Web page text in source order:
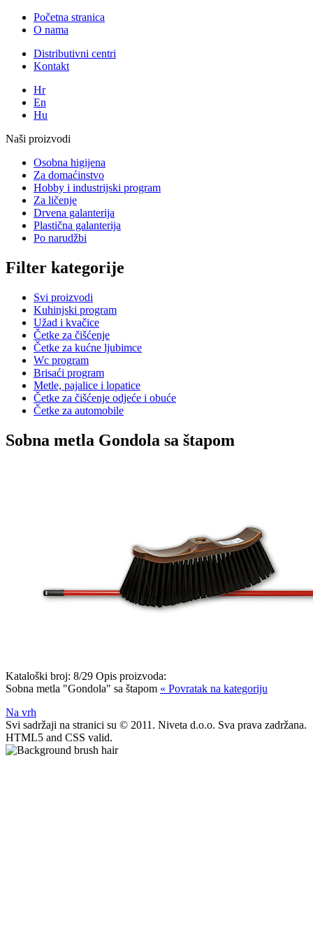
Početna stranica
O nama
Distributivni centri
Kontakt
Hr
En
Hu
Naši proizvodi
Osobna higijena
Za domaćinstvo
Hobby i industrijski program
Za ličenje
Drvena galanterija
Plastična galanterija
Po narudžbi
Filter kategorije
Svi proizvodi
Kuhinjski program
Užad i kvačice
Četke za čišćenje
Četke za kućne ljubimce
Wc program
Brisaći program
Metle, pajalice i lopatice
Četke za čišćenje odjeće i obuće
Četke za automobile
Sobna metla Gondola sa štapom
Kataloški broj: 8/29 Opis proizvoda:
Sobna metla "Gondola" sa štapom « Povratak na kategoriju
Na vrh
Svi sadržaji na stranici su © 2011. Niveta d.o.o. Sva prava zadržana.
HTML5 and CSS valid.